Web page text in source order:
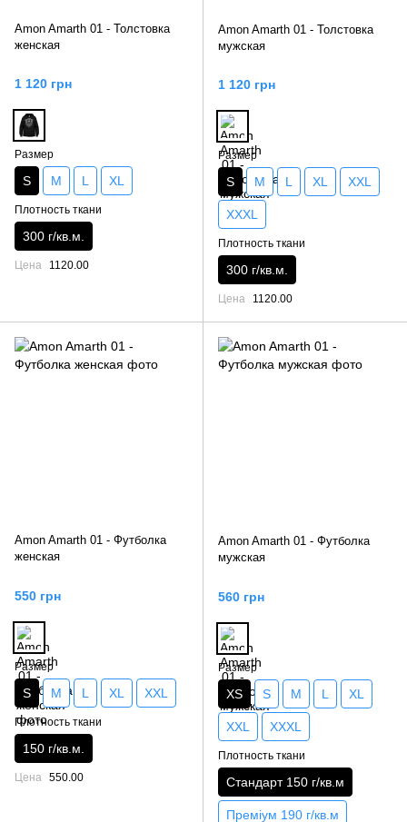
Amon Amarth 01 - Толстовка
женская
1 120 грн
Размер
S M L XL
Плотность ткани
300 г/кв.м.
Цена 1120.00
Amon Amarth 01 - Толстовка
мужская
1 120 грн
Размер
S M L XL XXL
XXXL
Плотность ткани
300 г/кв.м.
Цена 1120.00
Amon Amarth 01 - Футболка
женская
550 грн
Размер
S M L XL XXL
Плотность ткани
150 г/кв.м.
Цена 550.00
Amon Amarth 01 - Футболка
мужская
560 грн
Размер
XS S M L XL
XXL XXXL
Плотность ткани
Стандарт 150 г/кв.м
Преміум 190 г/кв.м